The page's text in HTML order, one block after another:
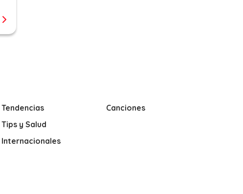
Tendencias
Tips y Salud
Internacionales
Canciones